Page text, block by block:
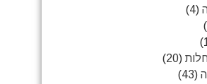
(4)
(20)
(43)